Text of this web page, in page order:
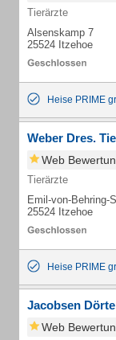
Tierärzte
Alsenskamp 7
25524 Itzehoe
Heise PRIME
Weber Dres.
Web
Tierärzte
Emil-von-Behring-
25524 Itzehoe
Heise PRIME
Jacobsen
Web